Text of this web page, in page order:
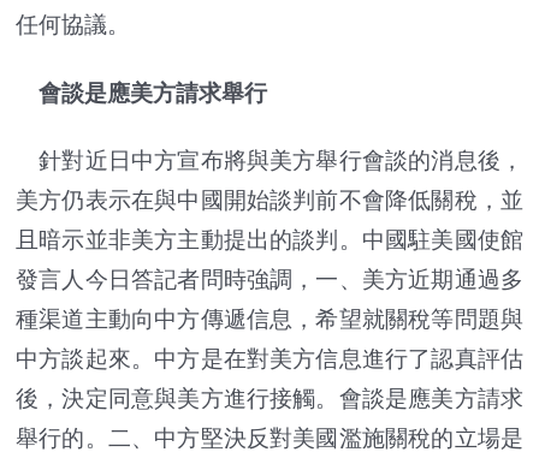
任何協議。
會談是應美方請求舉行
針對近日中方宣布將與美方舉行會談的消息後，
美方仍表示在與中國開始談判前不會降低關稅，並
且暗示並非美方主動提出的談判。中國駐美國使館
發言人今日答記者問時強調，一、美方近期通過多
種渠道主動向中方傳遞信息，希望就關稅等問題與
中方談起來。中方是在對美方信息進行了認真評估
後，決定同意與美方進行接觸。會談是應美方請求
舉行的。二、中方堅決反對美國濫施關稅的立場是